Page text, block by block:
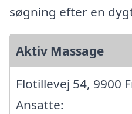
søgning efter en
Aktiv Massage
Flotillevej 54, 9900
Ansatte: